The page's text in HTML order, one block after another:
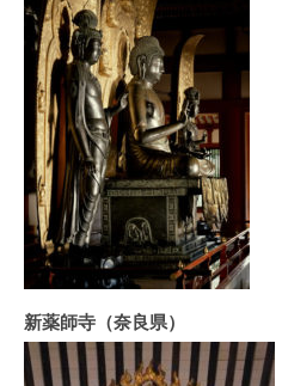
新薬師寺（奈良県）